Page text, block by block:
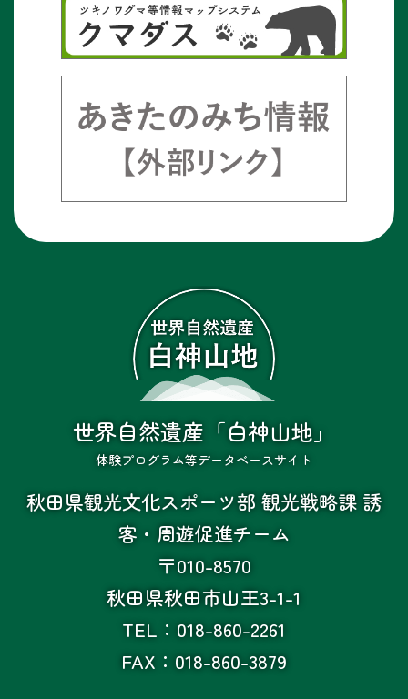
世界自然遺産「白神山地」
体験プログラム等データベースサイト
秋田県観光文化スポーツ部 観光戦略課 誘
客・周遊促進チーム
〒010-8570
秋田県秋田市山王3-1-1
TEL：018-860-2261
FAX：018-860-3879